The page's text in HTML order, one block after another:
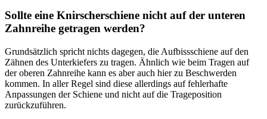
Sollte eine Knirscherschiene nicht auf der unteren
Zahnreihe getragen werden?
Grundsätzlich spricht nichts dagegen, die Aufbissschiene auf den
Zähnen des Unterkiefers zu tragen. Ähnlich wie beim Tragen auf
der oberen Zahnreihe kann es aber auch hier zu Beschwerden
kommen. In aller Regel sind diese allerdings auf fehlerhafte
Anpassungen der Schiene und nicht auf die Trageposition
zurückzuführen.